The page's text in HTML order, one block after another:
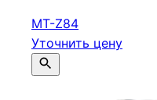
MT-Z84
Уточнить цену